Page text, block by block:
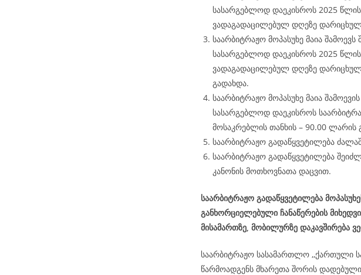
სასარგებლოდ დაეკისროს 2025
ვადაგადაცილებულ დღეზე
საარბიტრაჟო მოპასუხე მაია
სასარგებლოდ დაეკისროს 2025
ვადაგადაცილებულ დღეზე
გადახდა.
საარბიტრაჟო მოპასუხე მაია
სასარგებლოდ დაეკისროს
მოსაკრებლის თანხის – 90.00 ლარის
საარბიტრაჟო გადაწყვეტილება
საარბიტრაჟო გადაწყვეტილება
კანონის მოთხოვნათა დაცვით.
საარბიტრაჟო გადაწყვეტილება
განხორციელებული ჩანაწერების
მისამართზე, მობილურზე დაკავშირება
საარბიტრაჟო სასამართლო ,,ქართული
წარმოადგენს მხარეთა შორის